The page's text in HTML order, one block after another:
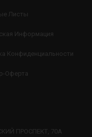
Листы
Информация
Конфиденциальности
Оферта
ПРОСПЕКТ, 70А